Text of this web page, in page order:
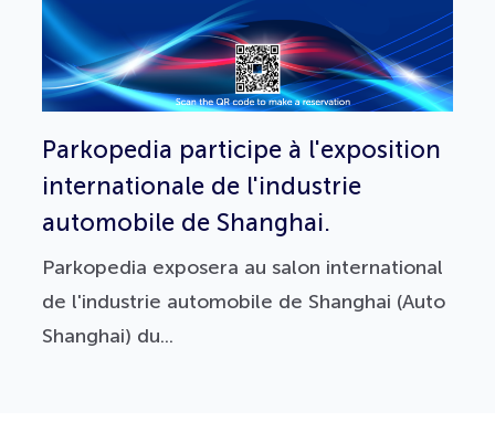
Parkopedia participe à l'exposition
internationale de l'industrie
automobile de Shanghai.
Parkopedia exposera au salon international
de l'industrie automobile de Shanghai (Auto
Shanghai) du...